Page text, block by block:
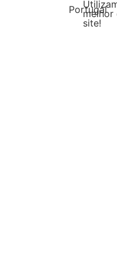
Portugal
melhor
site!